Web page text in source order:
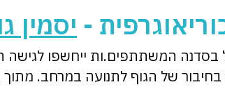
- יסמין
בסדנה המשתתפים.ות ייחשפו
של הגוף לתנועה במרחב. מתוך